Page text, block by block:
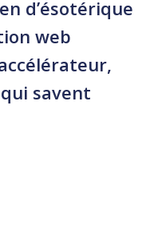
d’ésotérique
web
savent